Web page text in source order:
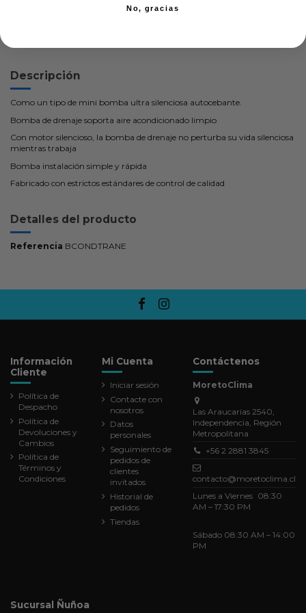
Descripción
Como un tipo de mini bomba ultra silenciosa autocebante.
Bomba de drenaje soporta aire acondicionado limpio
Con motor silencioso, la bomba de drenaje no perturba su vida silenciosa
mientras trabaja
Bomba instalación simple y rápida
Fabricado con estrictos estándares de control de calidad
Detalles del producto
Referencia BCONDTRANE
Información
Cliente
Política de
Despacho
Política de
Devoluciones y
Cambios
Política de
Términos y
Condiciones
Mi Cuenta
Iniciar sesión
Contacte con
nosotros
Datos
personales
Seguimiento de
pedidos de
clientes
invitados
Historial de
pedidos
Tiendas
Contáctenos
MoretoClima
Las Araucarias 2540,
Independencia, Región
Metropolitana
+56 2 2881 3845
contacto@moretoclima.cl
Lunes a Viernes 08:30
AM – 17:30 PM
Sábado 08:30 AM – 14:00
PM
Sucursal Ñuñoa
No, gracias